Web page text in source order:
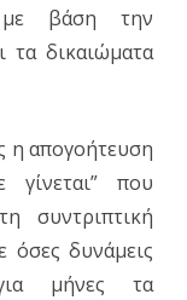
με βάση την
τα δικαιώματα
η απογοήτευση
που
συντριπτική
όσες δυνάμεις
μήνες τα